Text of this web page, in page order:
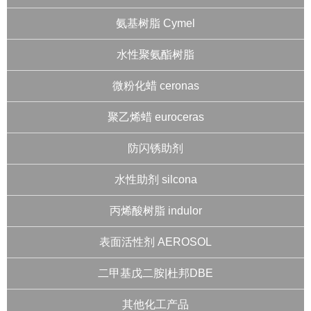
氨基树脂 Cymel
水性聚氨酯树脂
微粉化蜡 ceronas
聚乙烯蜡 euroceras
防闪锈助剂
水性助剂 silcona
丙烯酸树脂 indulor
表面活性剂 AEROSOL
二甲基戊二胺|杜邦DBE
其他化工产品